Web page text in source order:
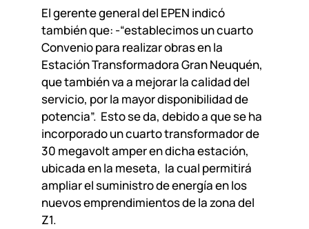
El gerente general del EPEN indicó
también que: -“establecimos un cuarto
Convenio para realizar obras en la
Estación Transformadora Gran Neuquén,
que también va a mejorar la calidad del
servicio, por la mayor disponibilidad de
potencia”. Esto se da, debido a que se ha
incorporado un cuarto transformador de
30 megavolt amper en dicha estación,
ubicada en la meseta, la cual permitirá
ampliar el suministro de energía en los
nuevos emprendimientos de la zona del
Z1.